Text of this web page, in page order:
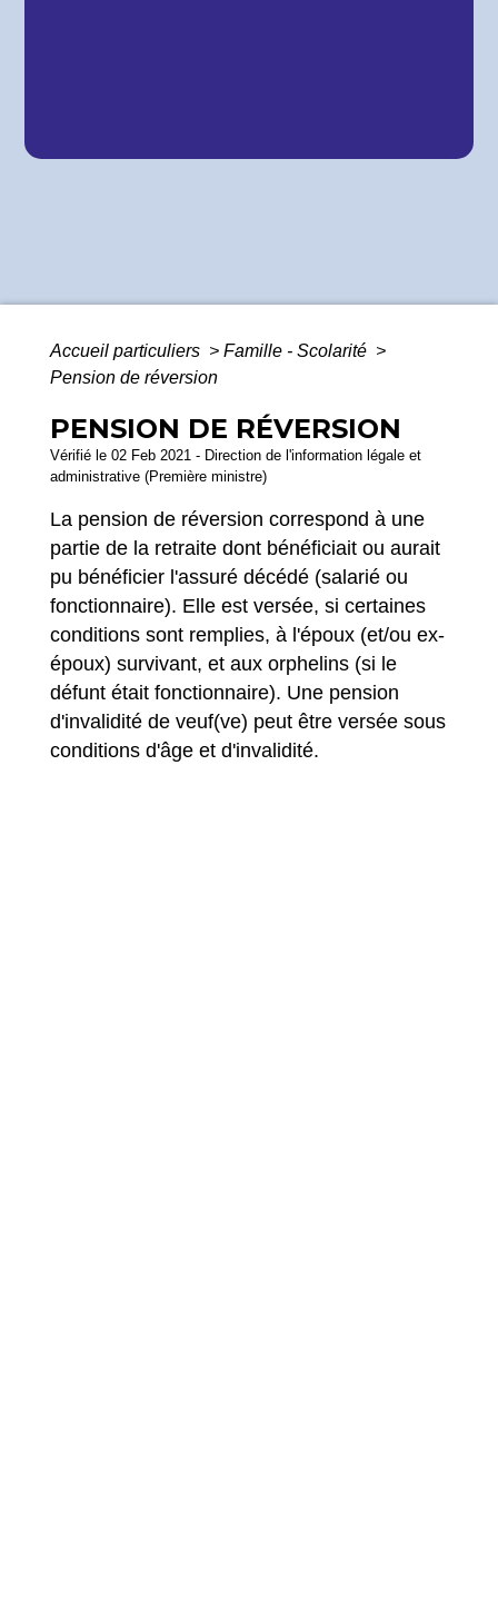
Accueil particuliers > Famille - Scolarité >
Pension de réversion
PENSION DE RÉVERSION
Vérifié le 02 Feb 2021 - Direction de l'information légale et
administrative (Première ministre)
La pension de réversion correspond à une
partie de la retraite dont bénéficiait ou aurait
pu bénéficier l'assuré décédé (salarié ou
fonctionnaire). Elle est versée, si certaines
conditions sont remplies, à l'époux (et/ou ex-
époux) survivant, et aux orphelins (si le
défunt était fonctionnaire). Une pension
d'invalidité de veuf(ve) peut être versée sous
conditions d'âge et d'invalidité.